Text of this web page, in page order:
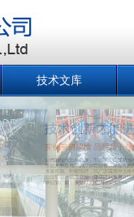
技术文库